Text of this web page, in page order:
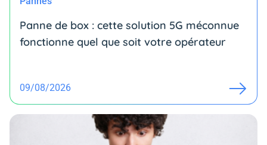
Panne de box : cette solution 5G méconnue
fonctionne quel que soit votre opérateur
09/08/2026